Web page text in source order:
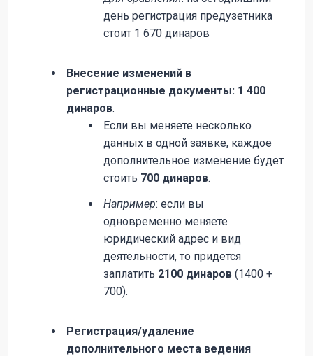
день регистрация предузетника
стоит 1 670 динаров
Внесение изменений в
регистрационные документы: 1 400
динаров.
Если вы меняете несколько
данных в одной заявке, каждое
дополнительное изменение будет
стоить 700 динаров.
Например: если вы
одновременно меняете
юридический адрес и вид
деятельности, то придется
заплатить 2100 динаров (1400 +
700).
Регистрация/удаление
дополнительного места ведения